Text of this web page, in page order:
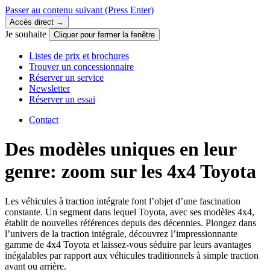
Passer au contenu suivant (Press Enter)
Accès direct →
Je souhaite Cliquer pour fermer la fenêtre
Listes de prix et brochures
Trouver un concessionnaire
Réserver un service
Newsletter
Réserver un essai
Contact
Des modèles uniques en leur
genre: zoom sur les 4x4 Toyota
Les véhicules à traction intégrale font l’objet d’une fascination
constante. Un segment dans lequel Toyota, avec ses modèles 4x4,
établit de nouvelles références depuis des décennies. Plongez dans
l’univers de la traction intégrale, découvrez l’impressionnante
gamme de 4x4 Toyota et laissez-vous séduire par leurs avantages
inégalables par rapport aux véhicules traditionnels à simple traction
avant ou arrière.